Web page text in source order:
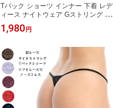
Tバック ショーツ インナー 下着 レデ
ィース ナイトウェア Gストリング セ
クシー サイドストリング パンツ イン
ポート 紐パン ブラジリアン 通販 イ
ル コロンビア製
1,980 円